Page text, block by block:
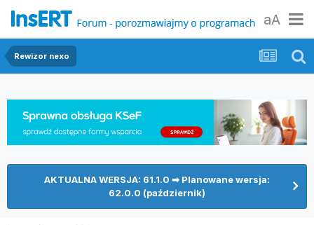
aA
Rewizor nexo
AKTUALNA WERSJA: 61.1.0 ➡ Planowane wersja:
62.0.0 (październik)